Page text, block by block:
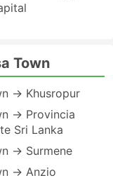
Town
→ Khusropur
→ Provincia
Sri Lanka
→ Surmene
→ Anzio